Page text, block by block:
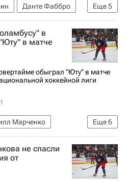
Еще5
Данте Фаббро
Блю Джекетс
(НХЛ)
в
в матче
обыграл "Юту" в матче
хоккейной лиги
Еще6
Марченко
Юта Маммот
Колорадо Эвеланш
(НХЛ)
не спасли
от